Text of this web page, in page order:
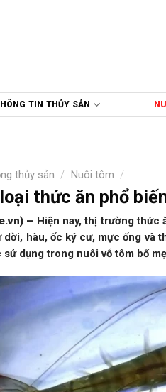
TIN THỦY SẢN
thủy sản / Nuôi tôm /
thức ăn phổ
– Hiện nay, thị trường
hàu, ốc ký cư, mực ống và
dụng trong nuôi vỗ tôm bố